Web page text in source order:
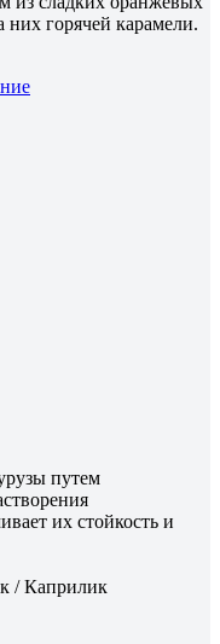
горячей карамели.
путем
их стойкость и
/ Каприлик